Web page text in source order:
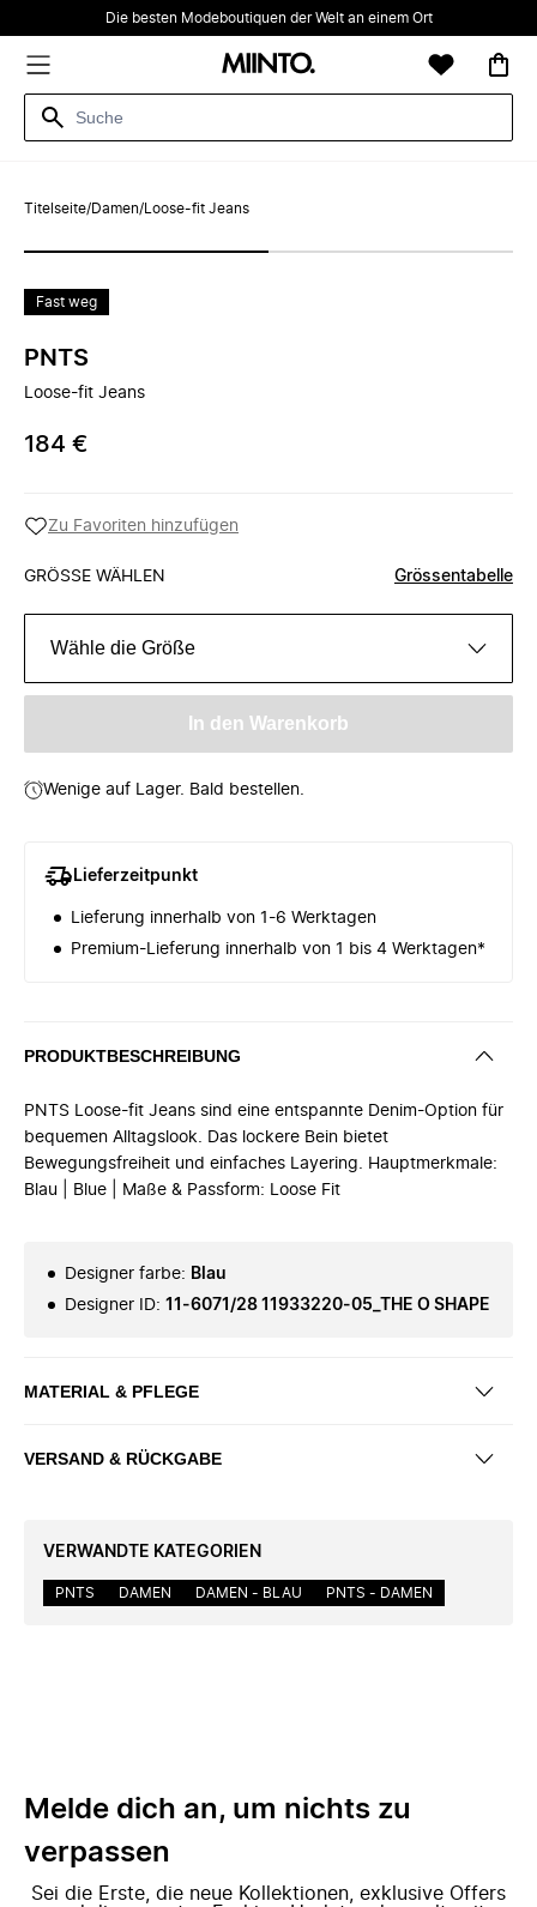
Die besten Modeboutiquen der Welt an einem Ort
Titelseite/Damen/ Loose-fit Jeans
Fast weg
PNTS
Loose-fit Jeans
184 €
Zu Favoriten hinzufügen
GRÖSSE WÄHLEN Grössentabelle
Wähle die Größe
In den Warenkorb
Wenige auf Lager. Bald bestellen.
Lieferzeitpunkt
Lieferung innerhalb von 1-6 Werktagen
Premium-Lieferung innerhalb von 1 bis 4 Werktagen*
PRODUKTBESCHREIBUNG
PNTS Loose-fit Jeans sind eine entspannte Denim-Option für
bequemen Alltagslook. Das lockere Bein bietet
Bewegungsfreiheit und einfaches Layering. Hauptmerkmale:
Blau | Blue | Maße & Passform: Loose Fit
Designer farbe: Blau
Designer ID: 11-6071/28 11933220-05_THE O SHAPE
MATERIAL & PFLEGE
VERSAND & RÜCKGABE
VERWANDTE KATEGORIEN
PNTS DAMEN DAMEN - BLAU PNTS - DAMEN
Melde dich an, um nichts zu
verpassen
Sei die Erste, die neue Kollektionen, exklusive Offers